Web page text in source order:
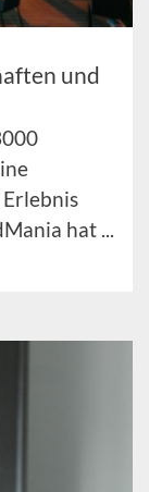
und
hat ...